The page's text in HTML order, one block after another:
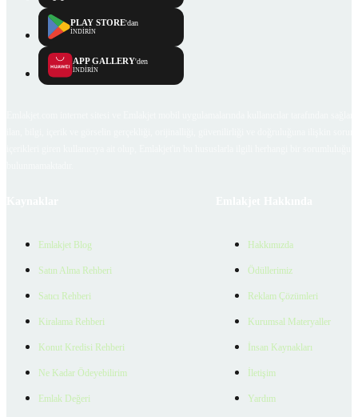
PLAY STORE'dan
İNDİRİN
APP GALLERY'den
İNDİRİN
Emlakjet Blog
Satın Alma Rehberi
Satıcı Rehberi
Kiralama Rehberi
Konut Kredisi Rehberi
Ne Kadar Ödeyebilirim
Emlak Değeri
Hakkımızda
Ödüllerimiz
Reklam Çözümleri
Kurumsal Materyaller
İnsan Kaynakları
İletişim
Yardım